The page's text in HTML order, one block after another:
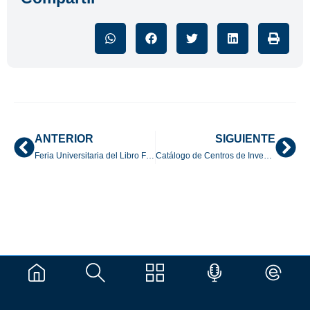
ANTERIOR SIGUIENTE